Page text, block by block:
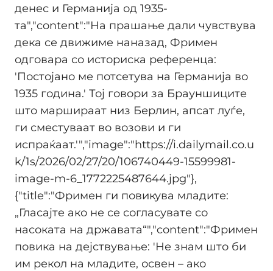
денес и Германија од 1935-
та","content":"На прашање дали чувствува
дека се движиме наназад, Фримен
одговара со историска референца:
'Постојано ме потсетува на Германија во
1935 година.' Тој говори за Брауншиците
што маршираат низ Берлин, апсат луѓе,
ги сместуваат во возови и ги
испраќаат.'","image":"https://i.dailymail.co.u
k/1s/2026/02/27/20/106740449-15599981-
image-m-6_1772225487644.jpg"},
{"title":"Фримен ги повикува младите:
„Гласајте ако не се согласувате со
насоката на државата“","content":"Фримен
повика на дејствување: 'Не знам што би
им рекол на младите, освен – ако